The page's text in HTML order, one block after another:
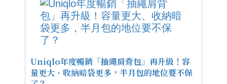
Uniqlo年度暢銷「抽繩肩背包」再升級！容
量更大、收納暗袋更多，半月包的地位要不保